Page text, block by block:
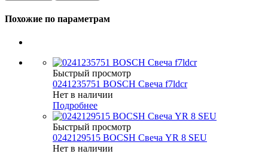
Похожие по параметрам
Быстрый просмотр
0241235751 BOSCH Свеча f7ldcr
Нет в наличии
Подробнее
Быстрый просмотр
0242129515 BOCSH Свеча YR 8 SEU
Нет в наличии